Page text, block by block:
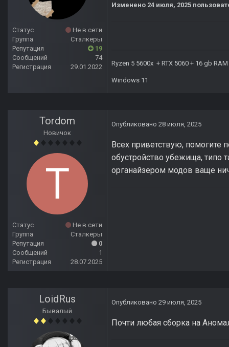
Статус
Не в сети
Группа
Сталкеры
Репутация
19
Сообщений
74
Регистрация
29.01.2022
Изменено 24 июля, 2025
Ryzen 5 5600x + RTX 5060 + 16 gb RAM
Windows 11
Tordom
Новичок
Статус
Не в сети
Группа
Сталкеры
Репутация
0
Сообщений
1
Регистрация
28.07.2025
Опубликовано 28 июля, 2025
Всех приветствую, помогите
обустройство убежища, типо
органайзером модов ваще
LoidRus
Бывалый
Опубликовано 29 июля, 2025
Почти любая сборка на